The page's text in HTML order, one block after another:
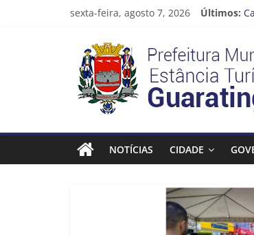
sexta-feira, agosto 7, 2026 Últimos:
Prefeitura
Estância
Turística
NOTÍCIAS CIDADE